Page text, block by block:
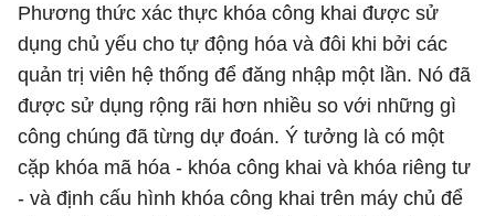
Phương thức xác thực khóa công khai được sử
dụng chủ yếu cho tự động hóa và đôi khi bởi các
quản trị viên hệ thống để đăng nhập một lần. Nó đã
được sử dụng rộng rãi hơn nhiều so với những gì
công chúng đã từng dự đoán. Ý tưởng là có một
cặp khóa mã hóa - khóa công khai và khóa riêng tư
- và định cấu hình khóa công khai trên máy chủ để